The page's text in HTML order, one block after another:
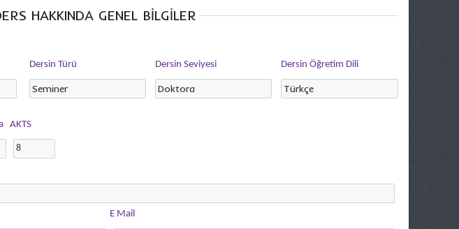
HAKKINDA GENEL BİLGİLER
Dersin Türü Dersin Seviyesi Dersin Öğretim Dili
AKTS
E Mail